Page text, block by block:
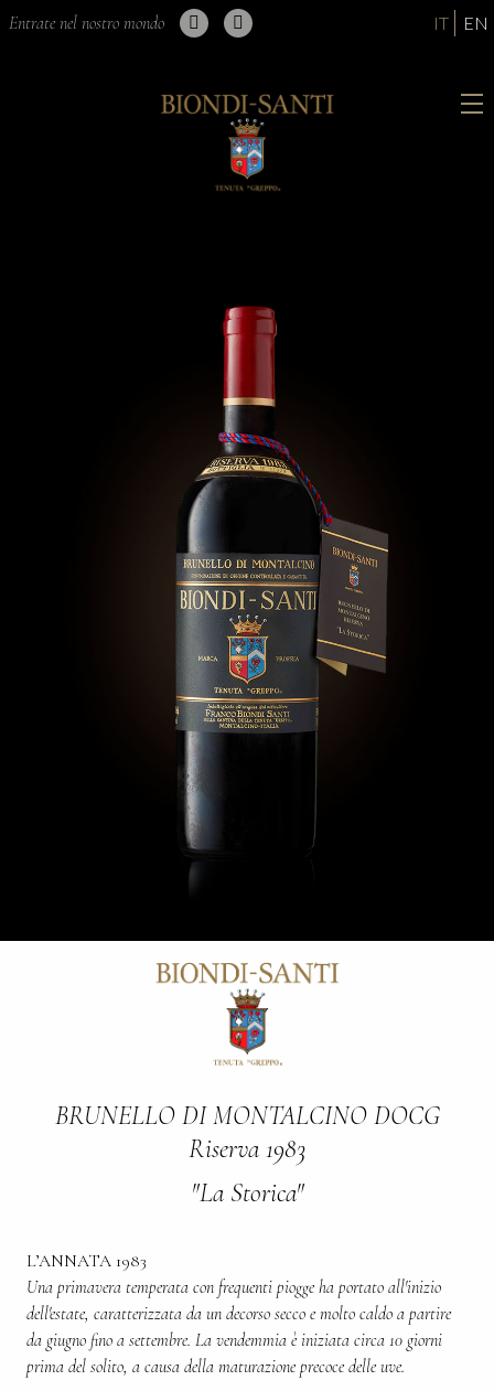
Entrate nel nostro mondo IT EN
BRUNELLO DI MONTALCINO DOCG
Riserva 1983
"La Storica"
L’ANNATA 1983
Una primavera temperata con frequenti piogge ha portato all'inizio
dell'estate, caratterizzata da un decorso secco e molto caldo a partire
da giugno fino a settembre. La vendemmia è iniziata circa 10 giorni
prima del solito, a causa della maturazione precoce delle uve.